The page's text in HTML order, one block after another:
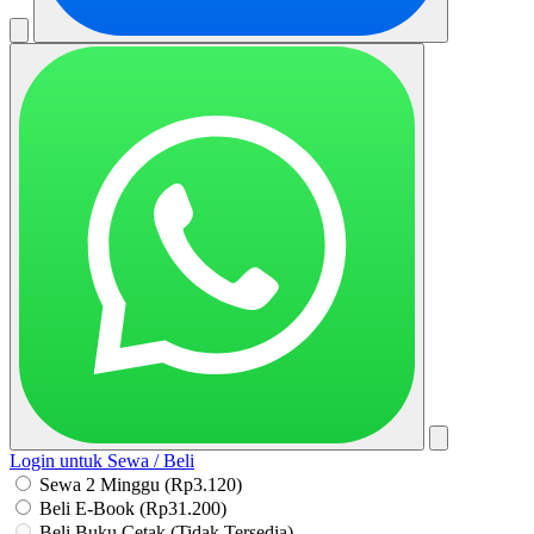
Login untuk Sewa / Beli
Sewa 2 Minggu (Rp3.120)
Beli E-Book (Rp31.200)